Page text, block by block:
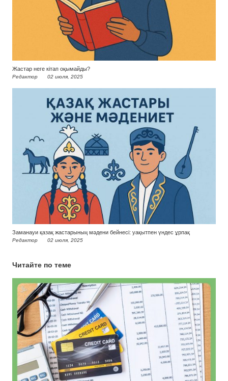
Жастар неге кітап оқымайды?
Редактор 02 июля, 2025
Заманауи қазақ жастарының мәдени бейнесі: уақытпен үндес ұрпақ
Редактор 02 июля, 2025
Читайте по теме